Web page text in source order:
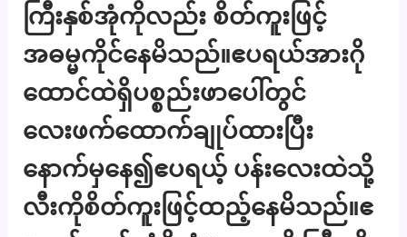
ကြီးနှစ်အုံကိုလည်း စိတ်ကူးဖြင့်
အဓမ္မကိုင်နေမိသည်။ဧပရယ်အားဂို
ထောင်ထဲရှိပစ္စည်းဖာပေါ်တွင်
လေးဖက်ထောက်ချုပ်ထားပြီး
နောက်မှနေ၍ဧပရယ့် ပန်းလေးထဲသို့
လီးကိုစိတ်ကူးဖြင့်ထည့်နေမိသည်။ဧ